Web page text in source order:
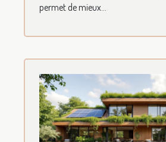
permet de mieux...